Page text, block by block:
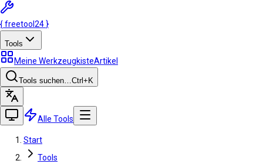
{freetool 24 }
Tools
Meine WerkzeugkisteArtikel
Tools suchen…Ctrl +K
Alle Tools
Start
Tools